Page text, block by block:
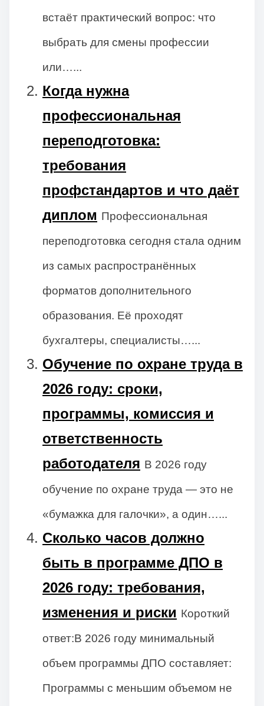
встаёт практический вопрос: что
выбрать для смены профессии
или…...
Когда нужна
профессиональная
переподготовка:
требования
профстандартов и что даёт
диплом Профессиональная
переподготовка сегодня стала одним
из самых распространённых
форматов дополнительного
образования. Её проходят
бухгалтеры, специалисты…...
Обучение по охране труда в
2026 году: сроки,
программы, комиссия и
ответственность
работодателя В 2026 году
обучение по охране труда — это не
«бумажка для галочки», а один…...
Сколько часов должно
быть в программе ДПО в
2026 году: требования,
изменения и риски Короткий
ответ:В 2026 году минимальный
объем программы ДПО составляет:
Программы с меньшим объемом не